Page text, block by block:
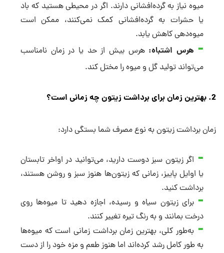
میوه نیاز به گرده‌افشانی دارند. اگر در محیطی هستید که باد
یا حشرات به گرده‌افشانی کمک نمی‌کنند، ممکن است
میوه‌دهی کاهش یابد.
هرس اشتباه: هرس بیش از حد یا در زمان نامناسب
می‌تواند تولید گل و میوه را مختل کند.
2. بهترین زمان برای برداشت زیتون چه زمانی است؟
زمان برداشت زیتون به نوع مصرف شما بستگی دارد:
اگر زیتون سبز دوست دارید، می‌توانید در اواخر تابستان
یا اوایل پاییز، زمانی که زیتون‌ها هنوز سبز و روشن هستند،
برداشت کنید.
برای زیتون سیاه و رسیده، اجازه دهید تا میوه‌ها روی
درخت بمانند و به رنگ تیره تغییر کنند.
به‌طور کلی، بهترین زمان برداشت زمانی است که میوه‌ها
به طور کامل رشد کرده‌اند اما هنوز طعم و مزه خود را از دست